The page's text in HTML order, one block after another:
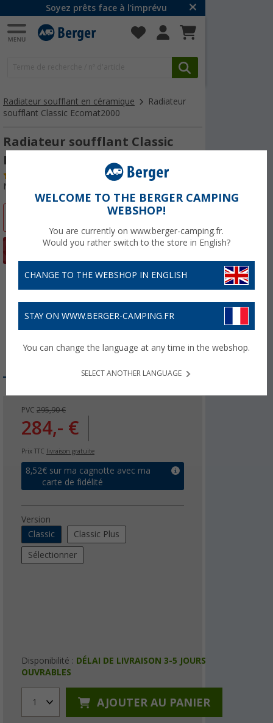
Soyez prêts face à l'imprévu
Radiateur soufflant en céramique
Radiateur
soufflant Classic Ecomat2000
Radiateur soufflant Classic
Ecomat2000
100)
N° d'art : 443070
PVC 295,90 €
284,- €
Prix TTC livraison gratuite
8,52€ sur ma cagnotte avec ma
carte de fidélité
Version
Classic
Classic Plus
Sélectionner
Disponibilité : DÉLAI DE LIVRAISON 3-5 JOURS
OUVRABLES
1 AJOUTER AU PANIER
WELCOME TO THE BERGER CAMPING
WEBSHOP!
You are currently on www.berger-camping.fr.
Would you rather switch to the store in English?
CHANGE TO THE WEBSHOP IN ENGLISH
STAY ON WWW.BERGER-CAMPING.FR
You can change the language at any time in the webshop.
SELECT ANOTHER LANGUAGE